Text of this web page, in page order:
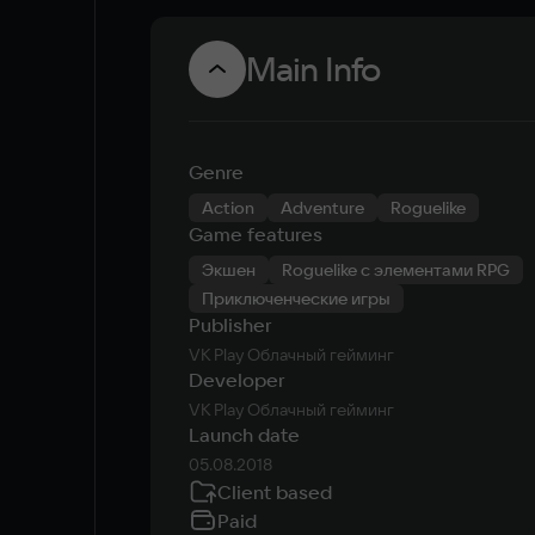
Main Info
Genre
Action Adventure Roguelike
Game features
Экшен
Roguelike с элементами RPG
Приключенческие игры
Publisher
VK Play Облачный гейминг
Developer
VK Play Облачный гейминг
Launch date
05.08.2018
Client based
Paid